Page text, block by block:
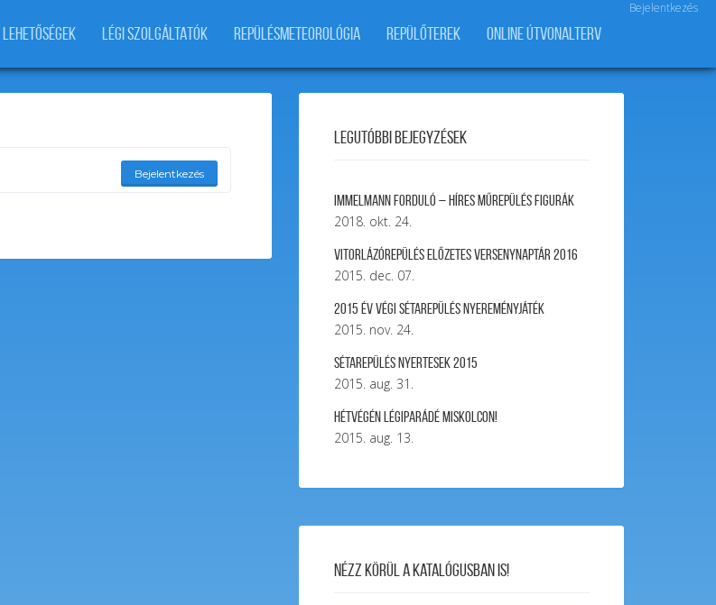
Bejelentkezés
LÉGI SZOLGÁLTATÓK REPÜLÉSMETEOROLÓGIA REPÜLŐTEREK ONLINE ÚTVONALTERV
Bejelentkezés
Legutóbbi bejegyzések
Immelmann forduló – Híres Műrepülés Figurák
2018. okt. 24.
Vitorlázórepülés ELŐZETES VERSENYNAPTÁR 2016
2015. dec. 07.
2015 év végi sétarepülés nyereményjáték
2015. nov. 24.
Sétarepülés nyertesek 2015
2015. aug. 31.
Hétvégén légiparádé Miskolcon!
2015. aug. 13.
Nézz körül a katalógusban is!